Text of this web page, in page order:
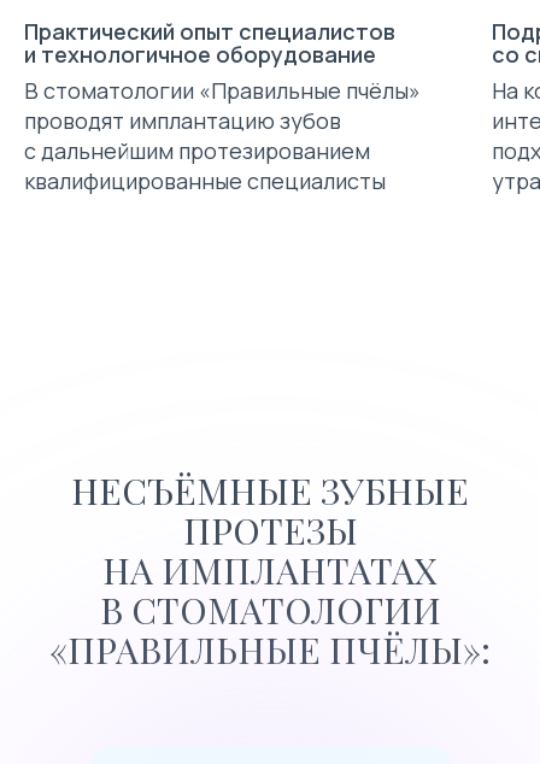
Практический опыт специалистов
и технологичное оборудование
В стоматологии «Правильные пчёлы»
проводят имплантацию зубов
с дальнейшим протезированием
квалифицированные специалисты
со
На
НЕСЪЁМНЫЕ ЗУБНЫЕ
ПРОТЕЗЫ
НА ИМПЛАНТАТАХ
В СТОМАТОЛОГИИ
«ПРАВИЛЬНЫЕ ПЧЁЛЫ»: